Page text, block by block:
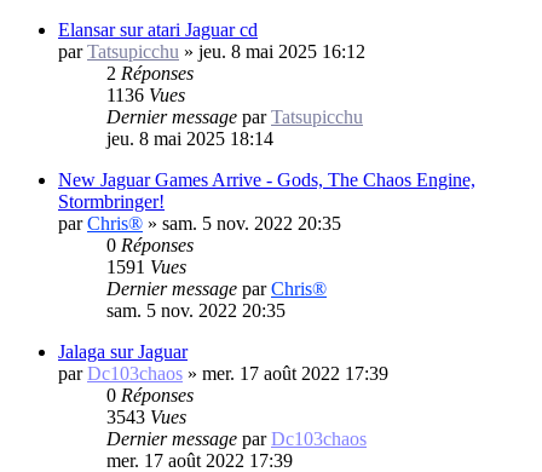
Elansar sur atari Jaguar cd
parTatsupicchu » jeu. 8 mai 2025 16:12
2 Réponses
1136 Vues
Dernier message parTatsupicchu
jeu. 8 mai 2025 18:14
New Jaguar Games Arrive - Gods, The Chaos Engine,
Stormbringer!
parChris® » sam. 5 nov. 2022 20:35
0 Réponses
1591 Vues
Dernier message parChris®
sam. 5 nov. 2022 20:35
Jalaga sur Jaguar
parDc103chaos » mer. 17 août 2022 17:39
0 Réponses
3543 Vues
Dernier message parDc103chaos
mer. 17 août 2022 17:39